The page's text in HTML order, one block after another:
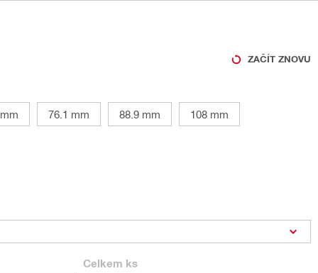
ZAČÍT ZNOVU
76.1 mm 88.9 mm 108 mm
Celkem ks